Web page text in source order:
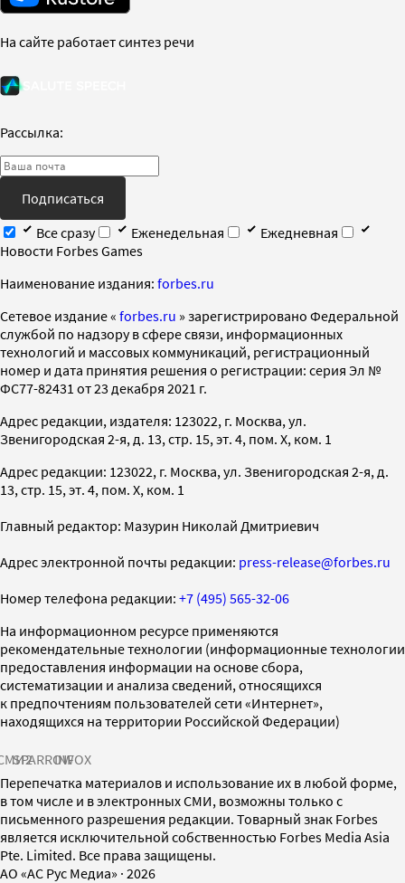
На сайте работает синтез речи
Рассылка:
Подписаться
Все сразу
Еженедельная
Ежедневная
Новости Forbes Games
Наименование издания: forbes.ru
Cетевое издание « forbes.ru » зарегистрировано Федеральной
службой по надзору в сфере связи, информационных
технологий и массовых коммуникаций, регистрационный
номер и дата принятия решения о регистрации: серия Эл №
ФС77-82431 от 23 декабря 2021 г.
Адрес редакции, издателя: 123022, г. Москва, ул.
Звенигородская 2-я, д. 13, стр. 15, эт. 4, пом. X, ком. 1
Адрес редакции: 123022, г. Москва, ул. Звенигородская 2-я, д.
13, стр. 15, эт. 4, пом. X, ком. 1
Главный редактор: Мазурин Николай Дмитриевич
Адрес электронной почты редакции: press-release@forbes.ru
Номер телефона редакции: +7 (495) 565-32-06
На информационном ресурсе применяются
рекомендательные технологии (информационные технологии
предоставления информации на основе сбора,
систематизации и анализа сведений, относящихся
к предпочтениям пользователей сети «Интернет»,
находящихся на территории Российской Федерации)
SPARROWINFOX
Перепечатка материалов и использование их в любой форме,
в том числе и в электронных СМИ, возможны только с
письменного разрешения редакции. Товарный знак Forbes
является исключительной собственностью Forbes Media Asia
Pte. Limited. Все права защищены.
AO «АС Рус Медиа» · 2026